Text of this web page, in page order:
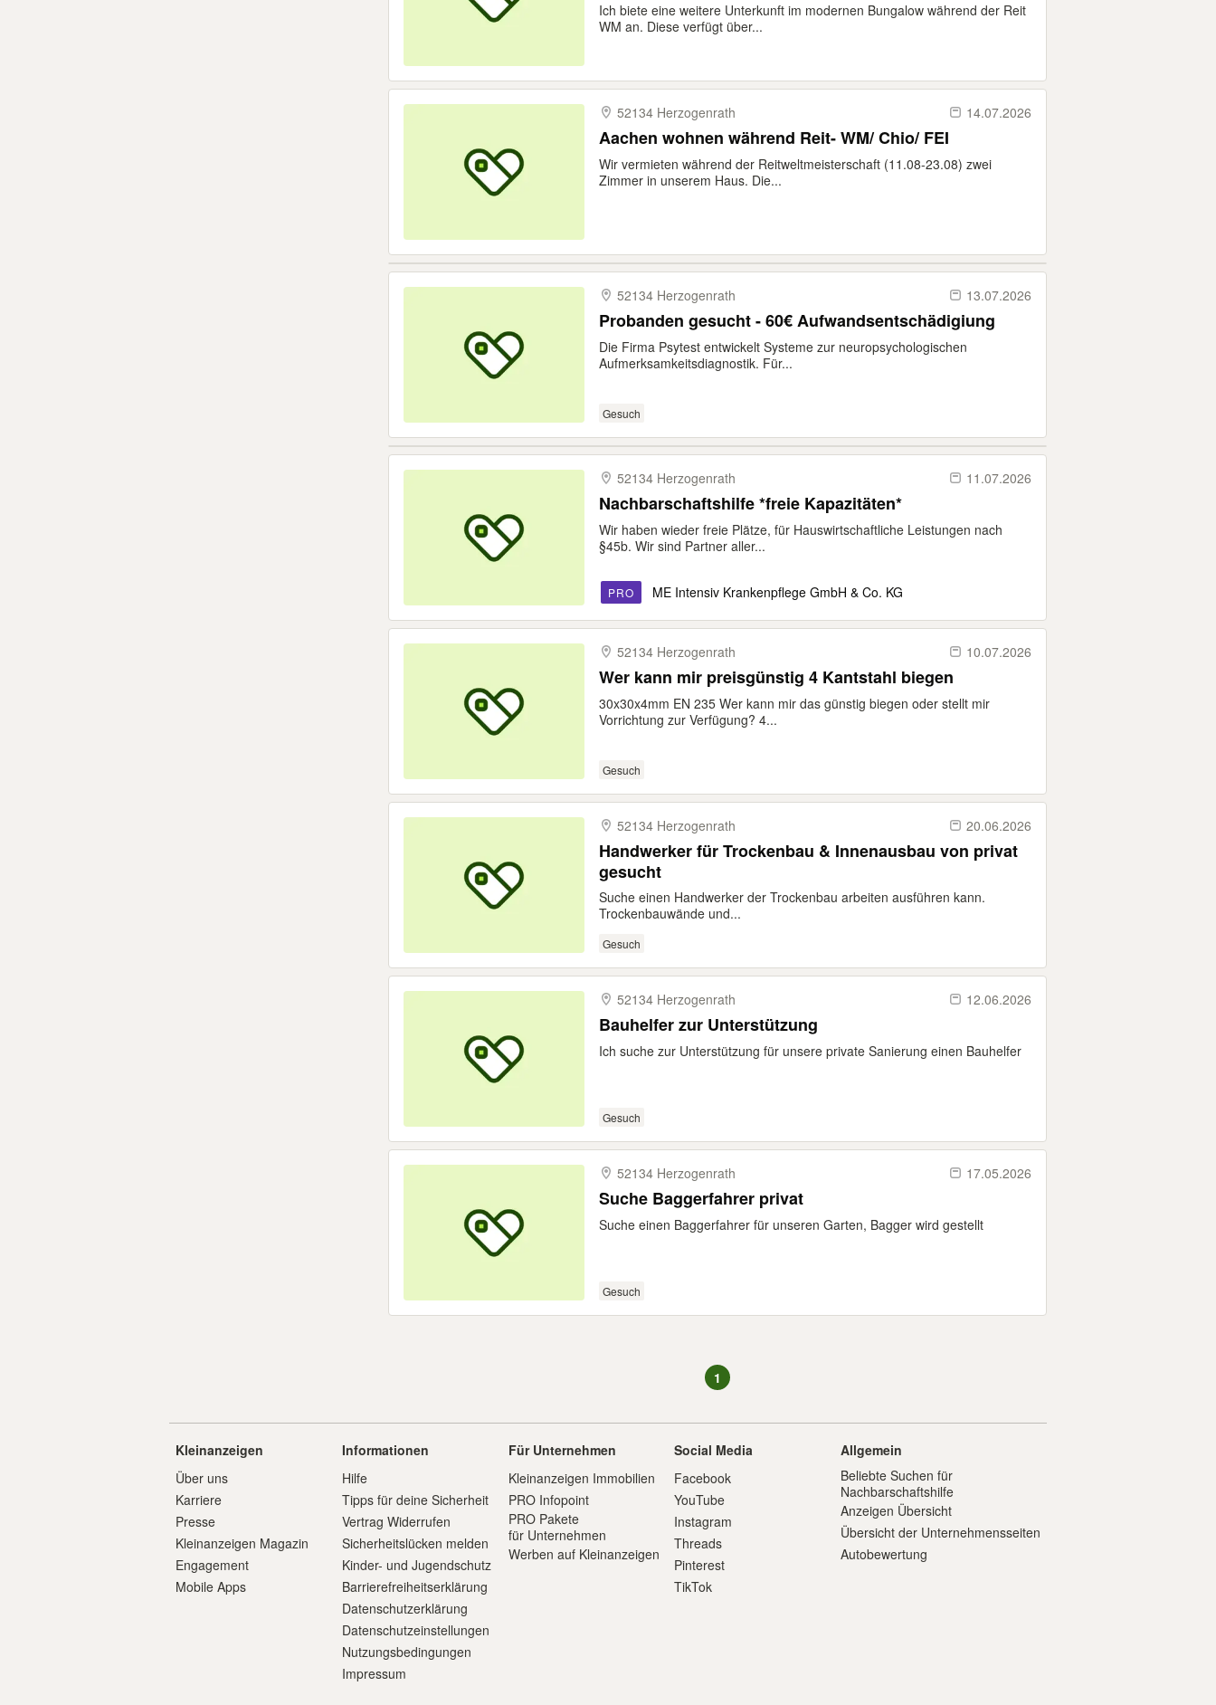
Ich biete eine weitere Unterkunft im modernen Bungalow während der Reit
WM an. Diese verfügt über...
52134 Herzogenrath 14.07.2026
Aachen wohnen während Reit- WM/ Chio/ FEI
Wir vermieten während der Reitweltmeisterschaft (11.08-23.08) zwei
Zimmer in unserem Haus. Die...
52134 Herzogenrath 13.07.2026
Probanden gesucht - 60€ Aufwandsentschädigiung
Die Firma Psytest entwickelt Systeme zur neuropsychologischen
Aufmerksamkeitsdiagnostik. Für...
Gesuch
52134 Herzogenrath 11.07.2026
Nachbarschaftshilfe *freie Kapazitäten*
Wir haben wieder freie Plätze, für Hauswirtschaftliche Leistungen nach
§45b. Wir sind Partner aller...
PRO ME Intensiv Krankenpflege GmbH & Co. KG
52134 Herzogenrath 10.07.2026
Wer kann mir preisgünstig 4 Kantstahl biegen
30x30x4mm EN 235 Wer kann mir das günstig biegen oder stellt mir
Vorrichtung zur Verfügung? 4...
Gesuch
52134 Herzogenrath 20.06.2026
Handwerker für Trockenbau & Innenausbau von privat
gesucht
Suche einen Handwerker der Trockenbau arbeiten ausführen kann.
Trockenbauwände und...
Gesuch
52134 Herzogenrath 12.06.2026
Bauhelfer zur Unterstützung
Ich suche zur Unterstützung für unsere private Sanierung einen Bauhelfer
Gesuch
52134 Herzogenrath 17.05.2026
Suche Baggerfahrer privat
Suche einen Baggerfahrer für unseren Garten, Bagger wird gestellt
Gesuch
1
Kleinanzeigen
Über uns
Karriere
Presse
Kleinanzeigen Magazin
Engagement
Mobile Apps
Informationen
Hilfe
Tipps für deine Sicherheit
Vertrag Widerrufen
Sicherheitslücken melden
Kinder- und Jugendschutz
Barrierefreiheitserklärung
Datenschutzerklärung
Datenschutzeinstellungen
Nutzungsbedingungen
Impressum
Für Unternehmen
Kleinanzeigen Immobilien
PRO Infopoint
PRO Pakete
für Unternehmen
Werben auf Kleinanzeigen
Social Media
Facebook
YouTube
Instagram
Threads
Pinterest
TikTok
Allgemein
Beliebte Suchen für
Nachbarschaftshilfe
Anzeigen Übersicht
Übersicht der Unternehmensseiten
Autobewertung